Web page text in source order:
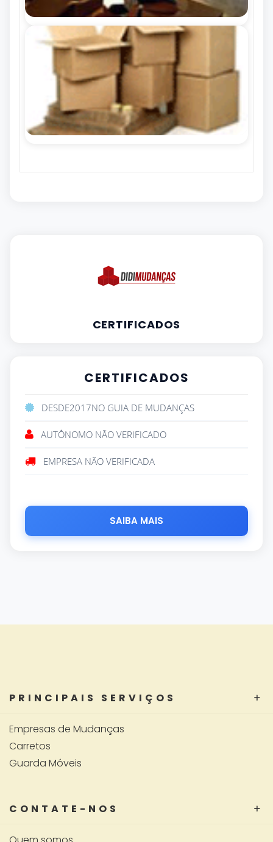
CERTIFICADOS
CERTIFICADOS
DESDE2017NO GUIA DE MUDANÇAS
AUTÔNOMO NÃO VERIFICADO
EMPRESA NÃO VERIFICADA
SAIBA MAIS
PRINCIPAIS SERVIÇOS
Empresas de Mudanças
Carretos
Guarda Móveis
CONTATE-NOS